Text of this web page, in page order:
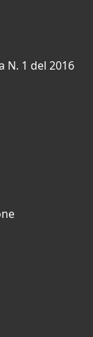
N. 1 del 2016